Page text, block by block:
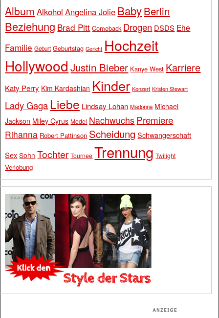
Album Alkohol Angelina Jolie BabyBerlin
Beziehung Brad Pitt Comeback Drogen DSDS Ehe
Familie Geburt Geburtstag Gericht Hochzeit
Hollywood Justin Bieber Kanye West Karriere
Katy Perry Kim Kardashian Kinder Konzert Kristen Stewart
Lady Gaga Liebe Lindsay Lohan Madonna Michael
Jackson Miley Cyrus Model Nachwuchs Premiere
Rihanna Robert Pattinson Scheidung Schwangerschaft
Sex Sohn Tochter Tournee Trennung Twilight
Verlobung